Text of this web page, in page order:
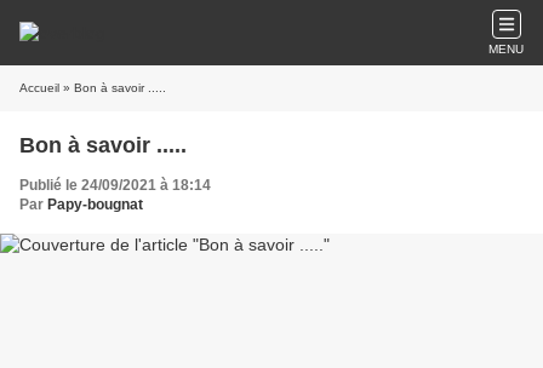
MENU
Accueil » Bon à savoir .....
Bon à savoir .....
Publié le 24/09/2021 à 18:14
Par Papy-bougnat